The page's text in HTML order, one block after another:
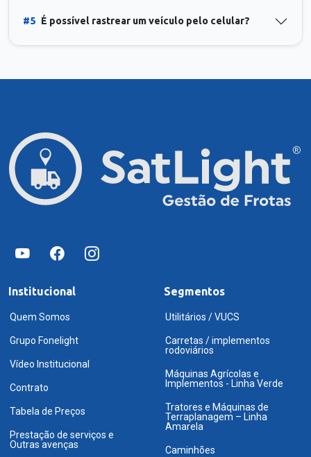
#5 É possível rastrear um veículo pelo celular?
Institucional
Quem Somos
Grupo Fonelight
Vídeo Institucional
Contrato
Tabela de Preços
Prestação de serviços e
Outras avenças
Segmentos
Utilitários / VUCS
Carretas / implementos
rodoviários
Máquinas Agrícolas e
Implementos - Linha Verde
Tratores e Máquinas de
Terraplanagem – Linha
Amarela
Caminhões